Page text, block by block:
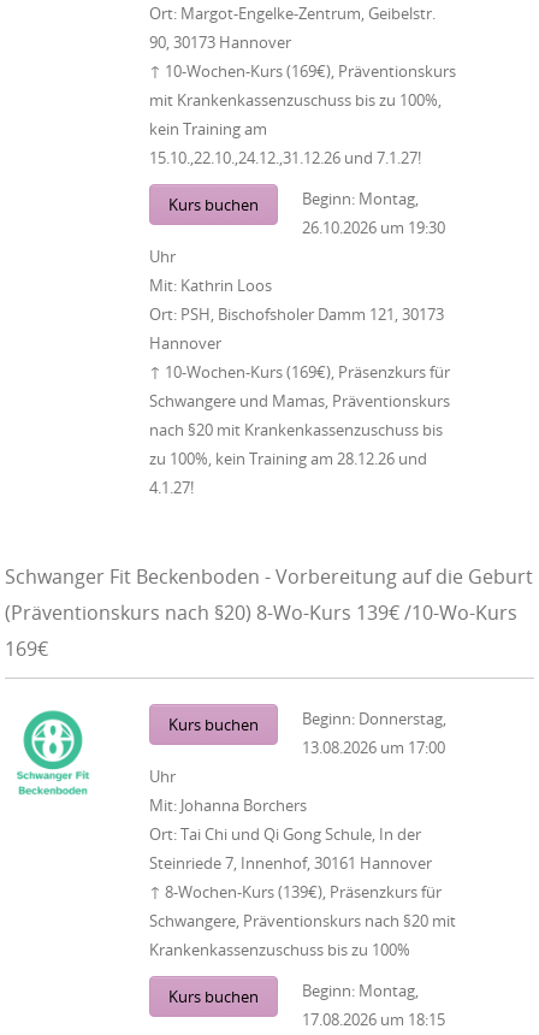
Ort: Margot-Engelke-Zentrum, Geibelstr.
90, 30173 Hannover
↑ 10-Wochen-Kurs (169€), Präventionskurs
mit Krankenkassenzuschuss bis zu 100%,
kein Training am
15.10.,22.10.,24.12.,31.12.26 und 7.1.27!
Kurs buchen Beginn: Montag,
26.10.2026 um 19:30
Uhr
Mit: Kathrin Loos
Ort: PSH, Bischofsholer Damm 121, 30173
Hannover
↑ 10-Wochen-Kurs (169€), Präsenzkurs für
Schwangere und Mamas, Präventionskurs
nach §20 mit Krankenkassenzuschuss bis
zu 100%, kein Training am 28.12.26 und
4.1.27!
Schwanger Fit Beckenboden - Vorbereitung auf die Geburt
(Präventionskurs nach §20) 8-Wo-Kurs 139€ /10-Wo-Kurs
169€
Kurs buchen Beginn: Donnerstag,
13.08.2026 um 17:00
Uhr
Mit: Johanna Borchers
Ort:Tai Chi und Qi Gong Schule, In der
Steinriede 7, Innenhof, 30161 Hannover
↑ 8-Wochen-Kurs (139€), Präsenzkurs für
Schwangere, Präventionskurs nach §20 mit
Krankenkassenzuschuss bis zu 100%
Kurs buchen Beginn: Montag,
17.08.2026 um 18:15